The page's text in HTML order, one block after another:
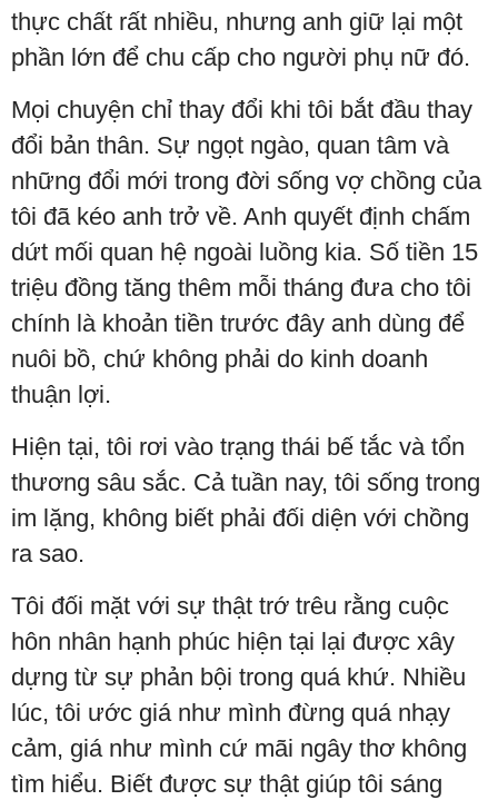
thực chất rất nhiều, nhưng anh giữ lại một
phần lớn để chu cấp cho người phụ nữ đó.
Mọi chuyện chỉ thay đổi khi tôi bắt đầu thay
đổi bản thân. Sự ngọt ngào, quan tâm và
những đổi mới trong đời sống vợ chồng của
tôi đã kéo anh trở về. Anh quyết định chấm
dứt mối quan hệ ngoài luồng kia. Số tiền 15
triệu đồng tăng thêm mỗi tháng đưa cho tôi
chính là khoản tiền trước đây anh dùng để
nuôi bồ, chứ không phải do kinh doanh
thuận lợi.
Hiện tại, tôi rơi vào trạng thái bế tắc và tổn
thương sâu sắc. Cả tuần nay, tôi sống trong
im lặng, không biết phải đối diện với chồng
ra sao.
Tôi đối mặt với sự thật trớ trêu rằng cuộc
hôn nhân hạnh phúc hiện tại lại được xây
dựng từ sự phản bội trong quá khứ. Nhiều
lúc, tôi ước giá như mình đừng quá nhạy
cảm, giá như mình cứ mãi ngây thơ không
tìm hiểu. Biết được sự thật giúp tôi sáng